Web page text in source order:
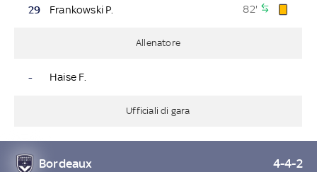
29 Frankowski P. 82'
Allenatore
- Haise F.
Ufficiali di gara
Bordeaux 4-4-2